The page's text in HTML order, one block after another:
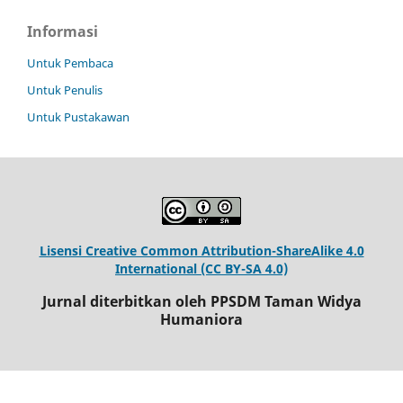
Informasi
Untuk Pembaca
Untuk Penulis
Untuk Pustakawan
Lisensi Creative Common Attribution-ShareAlike 4.0
International (CC BY-SA 4.0)
Jurnal diterbitkan oleh PPSDM Taman Widya
Humaniora